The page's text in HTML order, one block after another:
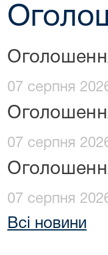
07 серпня
07 серпня
07 серпня
Всі новини